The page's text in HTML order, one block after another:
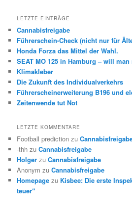
LETZTE EINTRÄGE
Cannabisfreigabe
Führerschein-Check (nicht nur für
Honda Forza das Mittel der Wahl.
SEAT MO 125 in Hamburg – will
Klimakleber
Die Zukunft des Individualverkehrs
Führerscheinerweiterung B196 und
Zeitenwende tut Not
LETZTE KOMMENTARE
Football prediction zu
-thh zuCannabisfreigabe
Holger zuCannabisfreigabe
Anonym zuCannabisfreigabe
Homepage zu Kisbee: Die erste
teuer“